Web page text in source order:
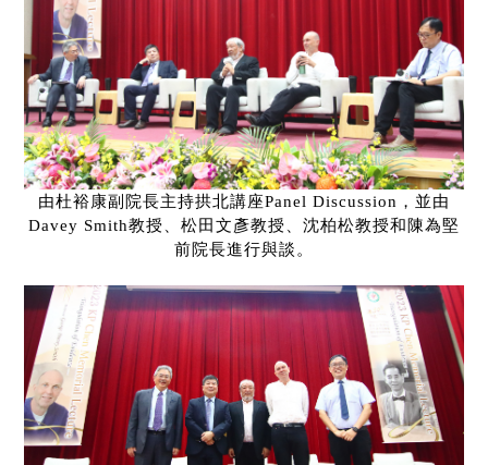
由杜裕康副院長主持拱北講座Panel Discussion ，並由
Davey Smith教授、松田文彥教授、沈柏松教授和陳為堅
前院長進行與談。